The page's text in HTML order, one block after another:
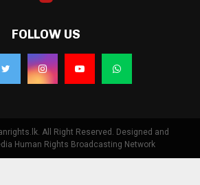
FOLLOW US
All Right Reserved. Designed and
Human Rights Broadcasting Network